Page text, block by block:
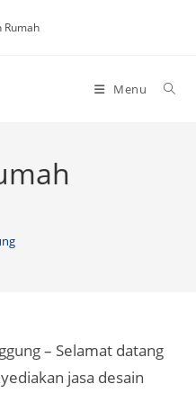
Rumah
Menu
– Selamat datang
jasa desain